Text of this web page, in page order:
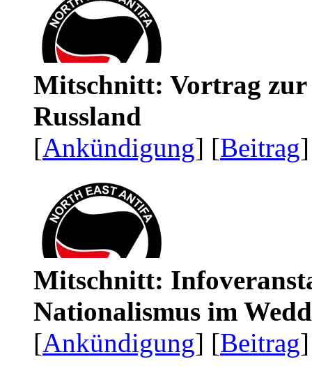
Mitschnitt: Vortrag zur
Russland
[Ankündigung] [Beitrag
Mitschnitt:
Nationalismus im
[Ankündigung] [Beitrag